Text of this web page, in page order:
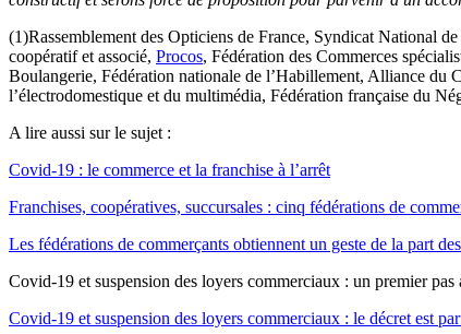
(1)Rassemblement des Opticiens de France, Syndicat National
coopératif et associé, Procos, Fédération des Commerces
Boulangerie, Fédération nationale de l’Habillement, Alliance du
l’électrodomestique et du multimédia, Fédération française du
A lire aussi sur le sujet :
Covid-19 : le commerce et la franchise à l’arrêt
Franchises, coopératives, succursales : cinq fédérations de
Les fédérations de commerçants obtiennent un geste de la part
Covid-19 et suspension des loyers commerciaux : un premier
Covid-19 et suspension des loyers commerciaux : le décret est